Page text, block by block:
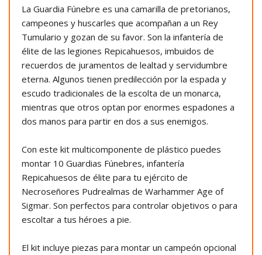
La Guardia Fúnebre es una camarilla de pretorianos,
campeones y huscarles que acompañan a un Rey
Tumulario y gozan de su favor. Son la infantería de
élite de las legiones Repicahuesos, imbuidos de
recuerdos de juramentos de lealtad y servidumbre
eterna. Algunos tienen predilección por la espada y
escudo tradicionales de la escolta de un monarca,
mientras que otros optan por enormes espadones a
dos manos para partir en dos a sus enemigos.
Con este kit multicomponente de plástico puedes
montar 10 Guardias Fúnebres, infantería
Repicahuesos de élite para tu ejército de
Necroseñores Pudrealmas de Warhammer Age of
Sigmar. Son perfectos para controlar objetivos o para
escoltar a tus héroes a pie.
El kit incluye piezas para montar un campeón opcional